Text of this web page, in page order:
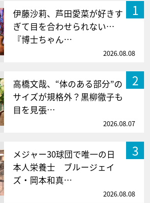
1
伊藤沙莉、芦田愛菜が好きす
ぎて目を合わせられない…
『博士ちゃん…
2026.08.08
2
高橋文哉、“体のある部分”の
サイズが規格外？黒柳徹子も
目を見張…
2026.08.07
3
メジャー30球団で唯一の日
本人栄養士 ブルージェイ
ズ・岡本和真…
2026.08.08